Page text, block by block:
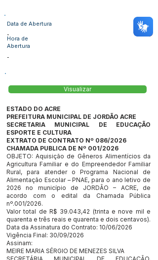
Data de Abertura
-
Hora de
Abertura
-
Visualizar
ESTADO DO ACRE
PREFEITURA MUNICIPAL DE JORDÃO ACRE
SECRETARIA MUNICIPAL DE EDUCAÇÃO
ESPORTE E CULTURA
EXTRATO DE CONTRATO Nº 086/2026
CHAMADA PUBLICA DE Nº 001/2026
OBJETO: Aquisição de Gêneros Alimentícios da
Agricultura Familiar e do Empreendedor Familiar
Rural, para atender o Programa Nacional de
Alimentação Escolar – PNAE, para o ano letivo de
2026 no município de JORDÃO – ACRE, de
acordo com o edital da Chamada Pública
nº.001/2026.
Valor total de R$ 39.043,42 (trinta e nove mil e
quarenta e três reais e quarenta e dois centavos).
Data da Assinatura do Contrato: 10/06/2026
Vigência Final: 30/09/2026
Assinam:
MEIRE MARIA SÉRGIO DE MENEZES SILVA